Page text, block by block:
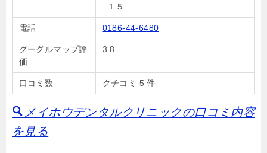
−１５
電話 0186-44-6480
グーグルマップ評
価
3.8
口コミ数 クチコミ 5 件
メイホウデンタルクリニックの口コミ内容
を見る